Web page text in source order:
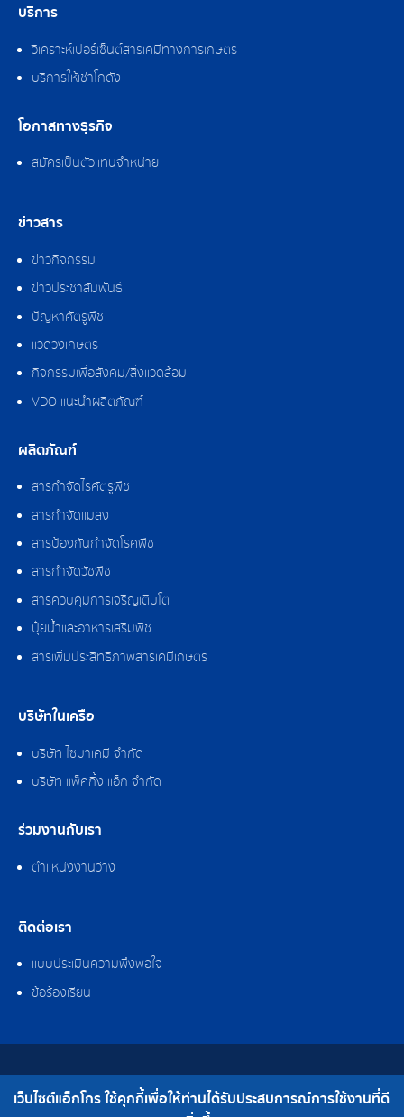
บริการ
วิเคราะห์เปอร์เซ็นต์สารเคมีทางการเกษตร
บริการให้เช่าโกดัง
โอกาสทางธุรกิจ
สมัครเป็นตัวแทนจำหน่าย
ข่าวสาร
ข่าวกิจกรรม
ข่าวประชาสัมพันธ์
ปัญหาศัตรูพืช
แวดวงเกษตร
กิจกรรมเพื่อสังคม/สิ่งแวดล้อม
VDO แนะนำผลิตภัณฑ์
ผลิตภัณฑ์
สารกำจัดไรศัตรูพืช
สารกำจัดแมลง
สารป้องกันกำจัดโรคพืช
สารกำจัดวัชพืช
สารควบคุมการเจริญเติบโต
ปุ๋ยน้ำและอาหารเสริมพืช
สารเพิ่มประสิทธิภาพสารเคมีเกษตร
บริษัทในเครือ
บริษัท ไซมาเคมี จำกัด
บริษัท แพ็คกิ้ง แอ็ก จำกัด
ร่วมงานกับเรา
ตำแหน่งงานว่าง
ติดต่อเรา
แบบประเมินความพึงพอใจ
ข้อร้องเรียน
สงวนลิขสิทธิ์ © 2562 บริษัท แอ็กโกร (ประเทศไทย) จำกัด
เบอร์โทร : 0-2308-2102 | โทรสาร : 0-2308-2487
เว็บไซต์แอ็กโกร ใช้คุกกี้เพื่อให้ท่านได้รับประสบการณ์การใช้งานที่ดี